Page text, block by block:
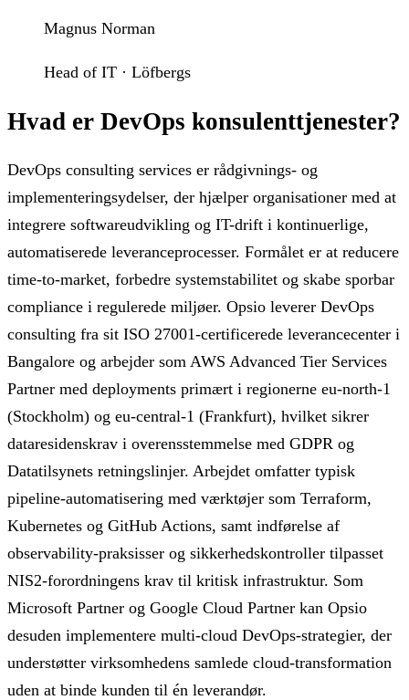
Magnus Norman
Head of IT · Löfbergs
Hvad er DevOps konsulenttjenester?
DevOps consulting services er rådgivnings- og
implementeringsydelser, der hjælper organisationer med at
integrere softwareudvikling og IT-drift i kontinuerlige,
automatiserede leveranceprocesser. Formålet er at reducere
time-to-market, forbedre systemstabilitet og skabe sporbar
compliance i regulerede miljøer. Opsio leverer DevOps
consulting fra sit ISO 27001-certificerede leverancecenter i
Bangalore og arbejder som AWS Advanced Tier Services
Partner med deployments primært i regionerne eu-north-1
(Stockholm) og eu-central-1 (Frankfurt), hvilket sikrer
dataresidenskrav i overensstemmelse med GDPR og
Datatilsynets retningslinjer. Arbejdet omfatter typisk
pipeline-automatisering med værktøjer som Terraform,
Kubernetes og GitHub Actions, samt indførelse af
observability-praksisser og sikkerhedskontroller tilpasset
NIS2-forordningens krav til kritisk infrastruktur. Som
Microsoft Partner og Google Cloud Partner kan Opsio
desuden implementere multi-cloud DevOps-strategier, der
understøtter virksomhedens samlede cloud-transformation
uden at binde kunden til én leverandør.